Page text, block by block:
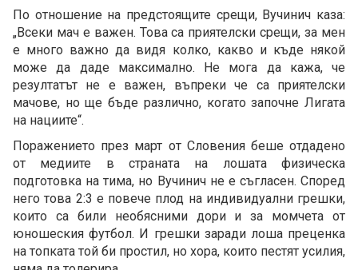
По отношение на предстоящите срещи, Вучинич каза:
„Всеки мач е важен. Това са приятелски срещи, за мен
е много важно да видя колко, какво и къде някой
може да даде максимално. Не мога да кажа, че
резултатът не е важен, въпреки че са приятелски
мачове, но ще бъде различно, когато започне Лигата
на нациите“.
Поражението през март от Словения беше отдадено
от медиите в страната на лошата физическа
подготовка на тима, но Вучинич не е съгласен. Според
него това 2:3 е повече плод на индивидуални грешки,
които са били необясними дори и за момчета от
юношеския футбол. И грешки заради лоша преценка
на топката той би простил, но хора, които пестят усилия,